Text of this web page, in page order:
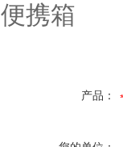
便携箱
产品：